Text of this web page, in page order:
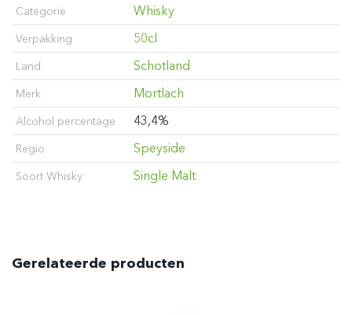
Categorie Whisky
Verpakking 50cl
Land Schotland
Merk Mortlach
Alcohol percentage 43,4%
Regio Speyside
Soort Whisky Single Malt
Gerelateerde producten